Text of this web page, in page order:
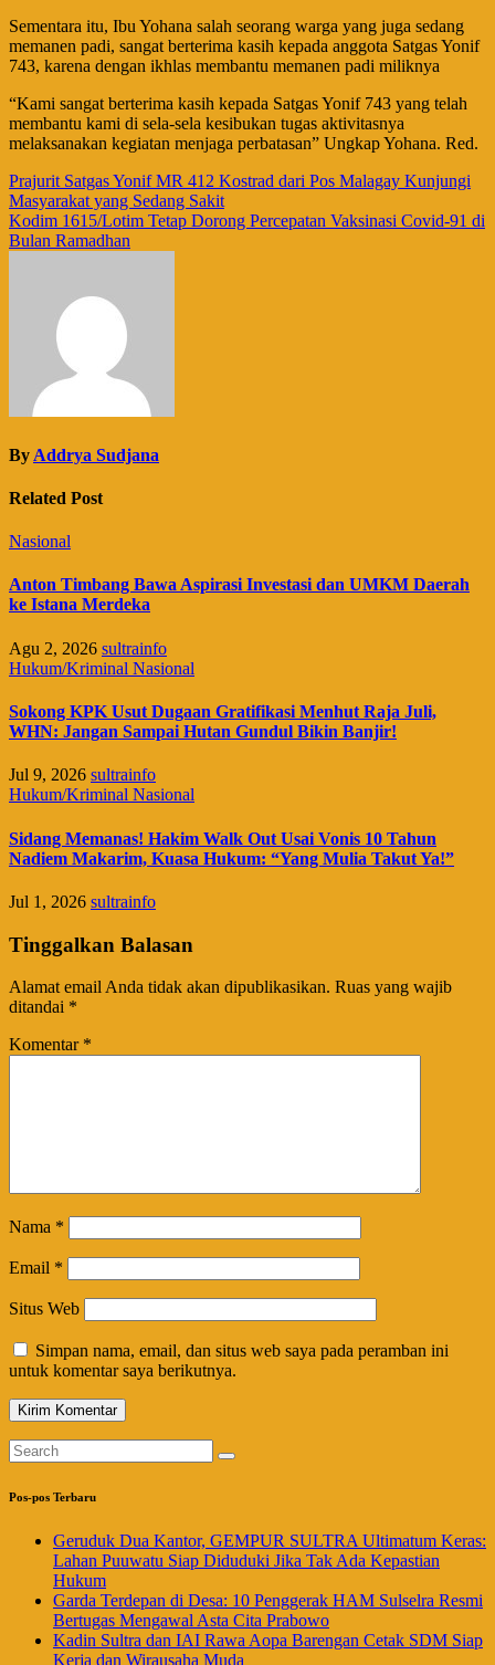
Sementara itu, Ibu Yohana salah seorang warga yang juga sedang
memanen padi, sangat berterima kasih kepada anggota Satgas Yonif
743, karena dengan ikhlas membantu memanen padi miliknya
“Kami sangat berterima kasih kepada Satgas Yonif 743 yang telah
membantu kami di sela-sela kesibukan tugas aktivitasnya
melaksanakan kegiatan menjaga perbatasan” Ungkap Yohana. Red.
Navigasi
pos
Prajurit Satgas Yonif MR 412 Kostrad dari Pos Malagay Kunjungi
Masyarakat yang Sedang Sakit
Kodim 1615/Lotim Tetap Dorong Percepatan Vaksinasi Covid-91 di
Bulan Ramadhan
By Addrya Sudjana
Related Post
Nasional
Anton Timbang Bawa Aspirasi Investasi dan UMKM Daerah
ke Istana Merdeka
Agu 2, 2026 sultrainfo
Hukum/Kriminal Nasional
Sokong KPK Usut Dugaan Gratifikasi Menhut Raja Juli,
WHN: Jangan Sampai Hutan Gundul Bikin Banjir!
Jul 9, 2026 sultrainfo
Hukum/Kriminal Nasional
Sidang Memanas! Hakim Walk Out Usai Vonis 10 Tahun
Nadiem Makarim, Kuasa Hukum: “Yang Mulia Takut Ya!”
Jul 1, 2026 sultrainfo
Tinggalkan Balasan
Alamat email Anda tidak akan dipublikasikan. Ruas yang wajib
ditandai *
Komentar *
Nama *
Email *
Situs Web
Simpan nama, email, dan situs web saya pada peramban ini
untuk komentar saya berikutnya.
Pos-pos Terbaru
Geruduk Dua Kantor, GEMPUR SULTRA Ultimatum Keras:
Lahan Puuwatu Siap Diduduki Jika Tak Ada Kepastian
Hukum
Garda Terdepan di Desa: 10 Penggerak HAM Sulselra Resmi
Bertugas Mengawal Asta Cita Prabowo
Kadin Sultra dan IAI Rawa Aopa Barengan Cetak SDM Siap
Kerja dan Wirausaha Muda